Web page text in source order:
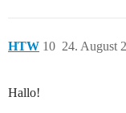
HTW 24. August
10
Hallo!